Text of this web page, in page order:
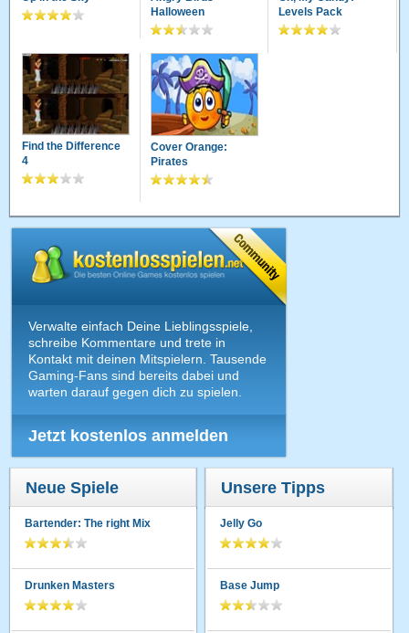
Halloween
Levels Pack
Find the Difference
4
Cover Orange:
Pirates
Verwalte einfach Deine Lieblingsspiele,
schreibe Kommentare und trete in
Kontakt mit deinen Mitspielern. Tausende
Gaming-Fans sind bereits dabei und
warten darauf gegen dich zu spielen.
Jetzt kostenlos anmelden
Neue Spiele
Bartender: The right Mix
Drunken Masters
Unsere Tipps
Jelly Go
Base Jump